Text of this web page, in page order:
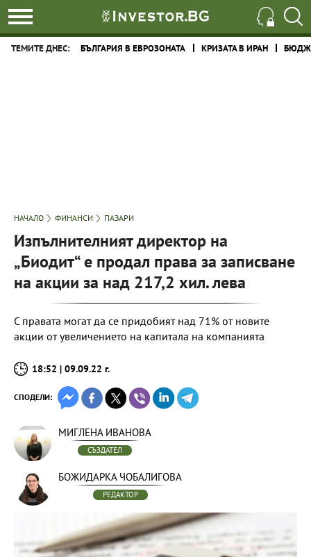
ТЕМИТЕ ДНЕС: БЪЛГАРИЯ В ЕВРОЗОНАТА КРИЗАТА В ИРАН
НАЧАЛО ФИНАНСИ ПАЗАРИ
Изпълнителният директор на
„Биодит“ е продал права за записване
на акции за над 217,2 хил. лева
С правата могат да се придобият над 71% от новите
акции от увеличението на капитала на компанията
18:52 | 09.09.22 г.
СПОДЕЛИ:
МИГЛЕНА ИВАНОВА
СЪЗДАТЕЛ
БОЖИДАРКА ЧОБАЛИГОВА
РЕДАКТОР